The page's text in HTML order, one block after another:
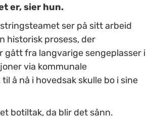
er, sier hun.
ser på sitt arbeid
historisk prosess, der
gått fra langvarige sengeplasser i
via kommunale
å nå i hovedsak skulle bo i sine
botiltak, da blir det sånn.